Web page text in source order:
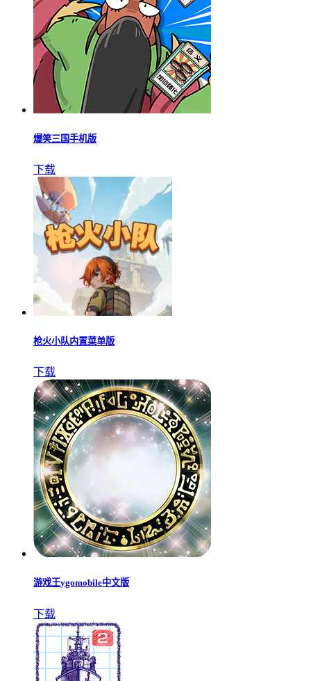
爆笑三国手机版
下载
枪火小队内置菜单版
下载
游戏王ygomobile中文版
下载